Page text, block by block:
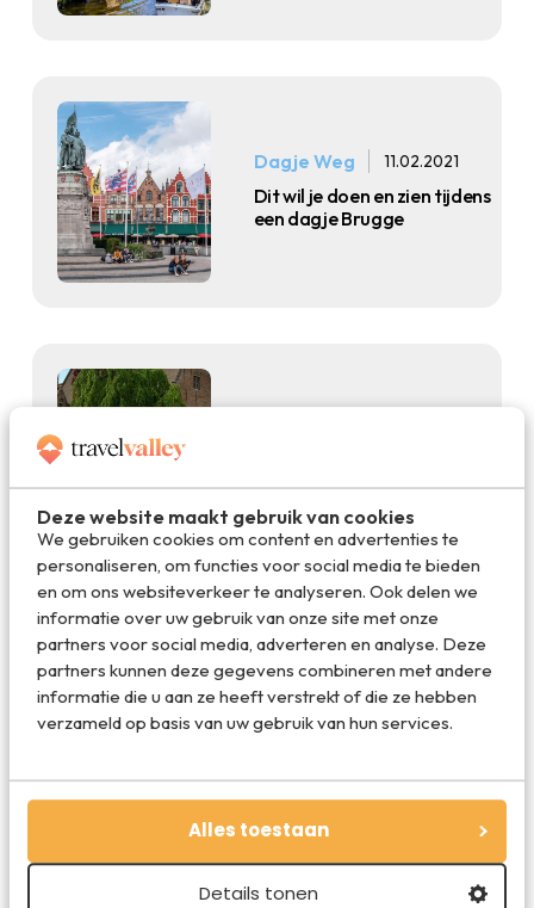
Deze website maakt gebruik van cookies
We gebruiken cookies om content en advertenties te
personaliseren, om functies voor social media te bieden
en om ons websiteverkeer te analyseren. Ook delen we
informatie over uw gebruik van onze site met onze
partners voor social media, adverteren en analyse. Deze
partners kunnen deze gegevens combineren met andere
informatie die u aan ze heeft verstrekt of die ze hebben
verzameld op basis van uw gebruik van hun services.
Alles toestaan
Details tonen
Dagje Weg 11.02.2021
Dit wil je doen en zien tijdens
een dagje Brugge
romantisch Brugge
Stedentrips 08.03.2016